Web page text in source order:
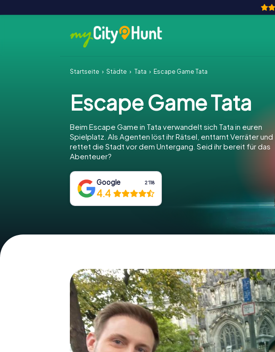
Startseite Städte Tata Escape Game Tata
Escape Game Tata
Beim Escape Game in Tata verwandelt sich Tata in euren
Spielplatz. Als Agenten löst ihr Rätsel, enttarnt Verräter und
rettet die Stadt vor dem Untergang. Seid ihr bereit für das
Abenteuer?
Google 2‘118
4.4